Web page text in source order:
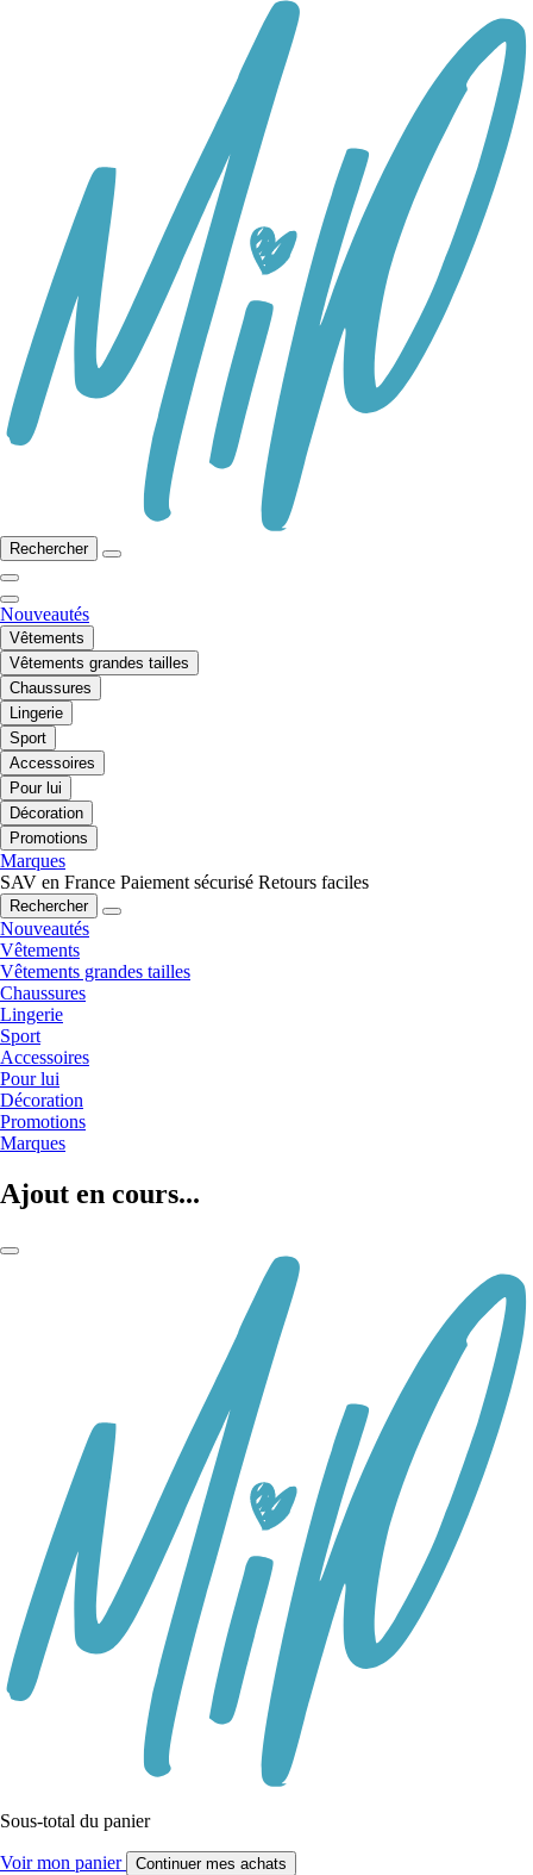
Rechercher
Nouveautés
Vêtements
Vêtements grandes tailles
Chaussures
Lingerie
Sport
Accessoires
Pour lui
Décoration
Promotions
Marques
SAV en France Paiement sécurisé Retours faciles
Rechercher
Nouveautés
Vêtements
Vêtements grandes tailles
Chaussures
Lingerie
Sport
Accessoires
Pour lui
Décoration
Promotions
Marques
Ajout en cours...
Sous-total du panier
Voir mon panier Continuer mes achats